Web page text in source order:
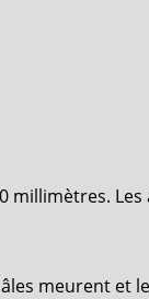
meurent et